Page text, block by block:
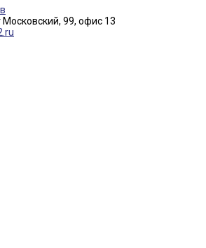
Московский, 99, офис 13